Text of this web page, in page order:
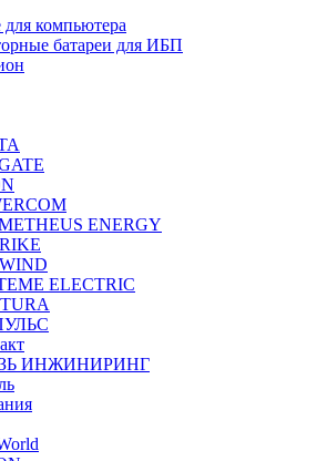
компьютера
батареи для ИБП
ENERGY
ELECTRIC
ИНЖИНИРИНГ